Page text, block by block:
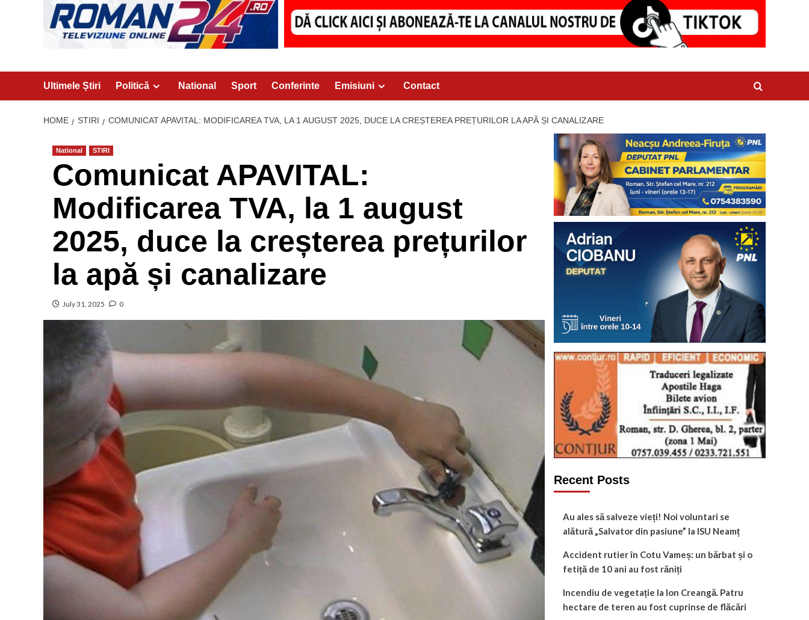
Ultimele Știri Politică National Sport Conferinte Emisiuni Contact
HOME STIRI COMUNICAT APAVITAL: MODIFICAREA TVA, LA 1 AUGUST 2025, DUCE LA CREȘTEREA PREȚURILOR LA APĂ ȘI CANALIZARE
National STIRI
Comunicat APAVITAL:
Modificarea TVA, la 1 august
2025, duce la creșterea prețurilor
la apă și canalizare
July 31, 2025 0
Recent Posts
Au ales să salveze vieți! Noi voluntari se
alătură „Salvator din pasiune” la ISU Neamț
Accident rutier în Cotu Vameș: un bărbat și o
fetiță de 10 ani au fost răniți
Incendiu de vegetație la Ion Creangă. Patru
hectare de teren au fost cuprinse de flăcări